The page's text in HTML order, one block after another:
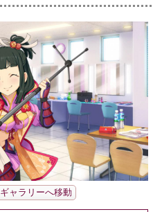
ギャラリーへ移動